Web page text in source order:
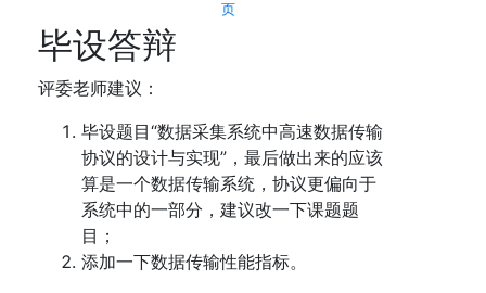
页
毕设答辩
评委老师建议：
毕设题目“数据采集系统中高速数据传输
协议的设计与实现”，最后做出来的应该
算是一个数据传输系统，协议更偏向于
系统中的一部分，建议改一下课题题
目；
添加一下数据传输性能指标。